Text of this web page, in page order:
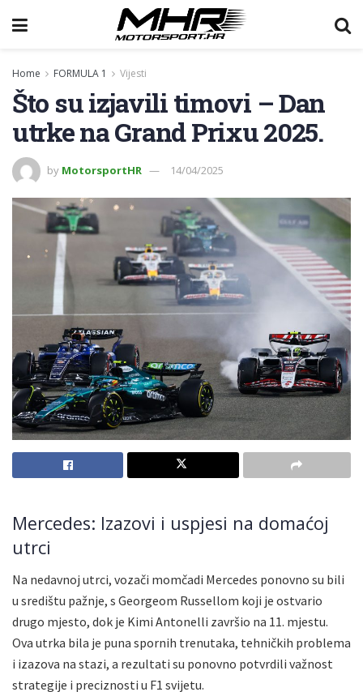
Home FORMULA 1 Vijesti
Što su izjavili timovi – Dan
utrke na Grand Prixu 2025.
by MotorsportHR 14/04/2025
Mercedes: Izazovi i uspjesi na domaćoj
utrci
Na nedavnoj utrci, vozači momčadi Mercedes ponovno su bili
u središtu pažnje, s Georgeom Russellom koji je ostvario
drugo mjesto, dok je Kimi Antonelli završio na 11. mjestu.
Ova utrka bila je puna spornih trenutaka, tehničkih problema
i izazova na stazi, a rezultati su ponovno potvrdili važnost
strategije i preciznosti u F1 svijetu.